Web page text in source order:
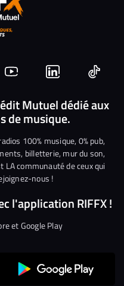
Nous
rejoindre
sur
YouTube
Nous
rejoindre
sur
Linkedin
Nous
Mutuel dédié aux
de musique.
100% musique, 0% pub,
billetterie, mur du son,
LA communauté de ceux qui
nous !
l'application RIFFX !
et Google Play